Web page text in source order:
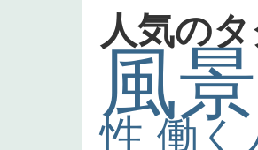
人気の
風
性 働く